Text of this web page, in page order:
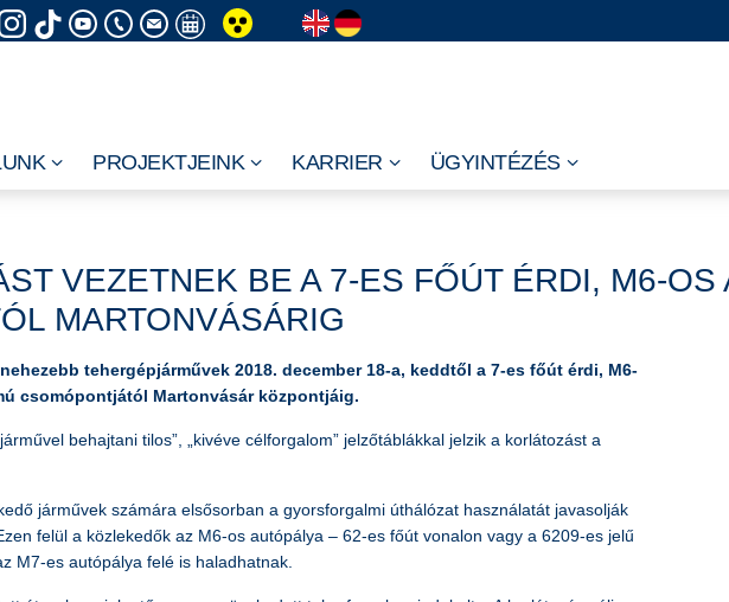
PROJEKTJEINK KARRIER ÜGYINTÉZÉS
VEZETNEK BE A 7-ES FŐÚT ÉRDI, M6-OS
MARTONVÁSÁRIG
tehergépjárművek 2018. december 18-a, keddtől a 7-es főút érdi, M6-
csomópontjától Martonvásár központjáig.
behajtani tilos”, „kivéve célforgalom” jelzőtáblákkal jelzik a korlátozást a
járművek számára elsősorban a gyorsforgalmi úthálózat használatát javasolják
felül a közlekedők az M6-os autópálya – 62-es főút vonalon vagy a 6209-es jelű
M7-es autópálya felé is haladhatnak.